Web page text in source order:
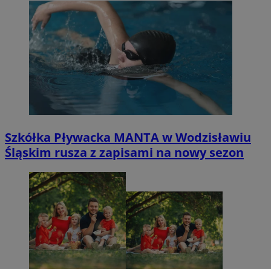
Szkółka Pływacka MANTA w Wodzisławiu
Śląskim rusza z zapisami na nowy sezon